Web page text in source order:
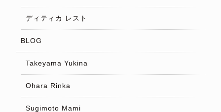
ディティカ レスト
BLOG
Takeyama Yukina
Ohara Rinka
Sugimoto Mami